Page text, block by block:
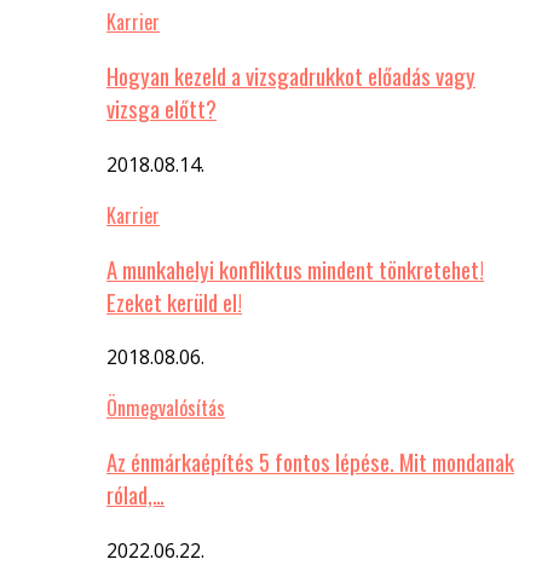
Karrier
Hogyan kezeld a vizsgadrukkot előadás vagy
vizsga előtt?
2018.08.14.
Karrier
A munkahelyi konfliktus mindent tönkretehet!
Ezeket kerüld el!
2018.08.06.
Önmegvalósítás
Az énmárkaépítés 5 fontos lépése. Mit mondanak
rólad,…
2022.06.22.